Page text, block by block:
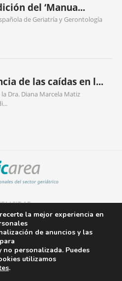
del ‘Manua...
de Geriatría y Gerontología
de las caídas en l...
Dra. Diana Marcela Matiz
la mejor experiencia en
de anuncios y las
personalizada. Puedes
utilizamos
.